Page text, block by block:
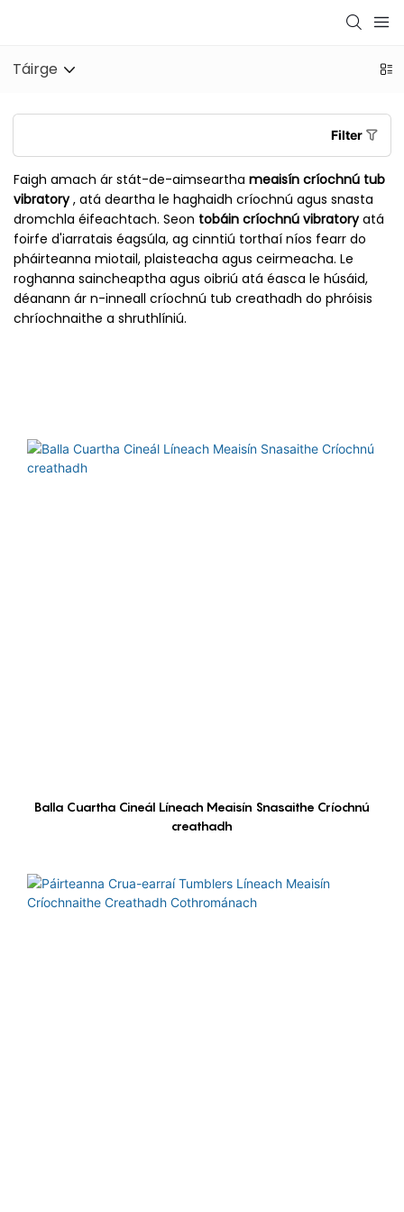
Táirge
Filter
Faigh amach ár stát-de-aimseartha meaisín críochnú tub
vibratory, atá deartha le haghaidh críochnú agus snasta
dromchla éifeachtach. Seon tobáin críochnú vibratoryatá
foirfe d'iarratais éagsúla, ag cinntiú torthaí níos fearr do
pháirteanna miotail, plaisteacha agus ceirmeacha. Le
roghanna saincheaptha agus oibriú atá éasca le húsáid,
déanann ár n-inneall críochnú tub creathadh do phróisis
chríochnaithe a shruthlíniú.
Balla Cuartha Cineál Líneach Meaisín Snasaithe Críochnú
creathadh